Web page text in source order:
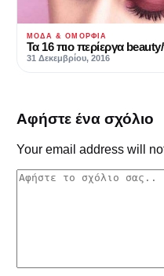
ΜΌΔΑ & ΟΜΟΡΦΙΆ
Τα 16 πιο περίεργα
31 Δεκεμβρίου, 2016
Αφήστε ένα σχόλιο
Your email address will